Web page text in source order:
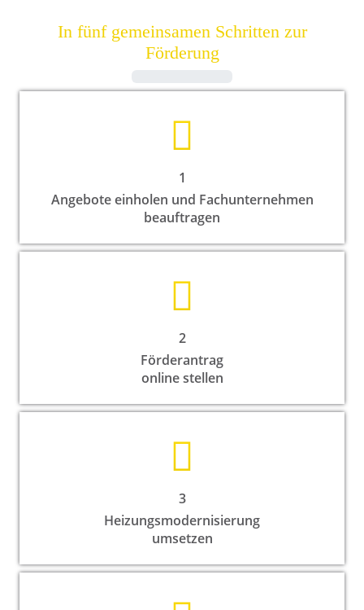
In fünf gemeinsamen Schritten zur
Förderung
1
Angebote einholen und Fachunternehmen
beauftragen
2
Förderantrag
online stellen
3
Heizungsmodernisierung
umsetzen